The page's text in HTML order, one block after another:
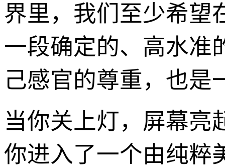
界里，我们至少希望
一段确定的、高水准
己感官的尊重，也是
当你关上灯，屏幕亮
你进入了一个由纯粹